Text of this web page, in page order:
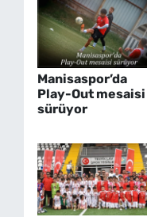
Manisaspor’da
Play-Out mesaisi
sürüyor